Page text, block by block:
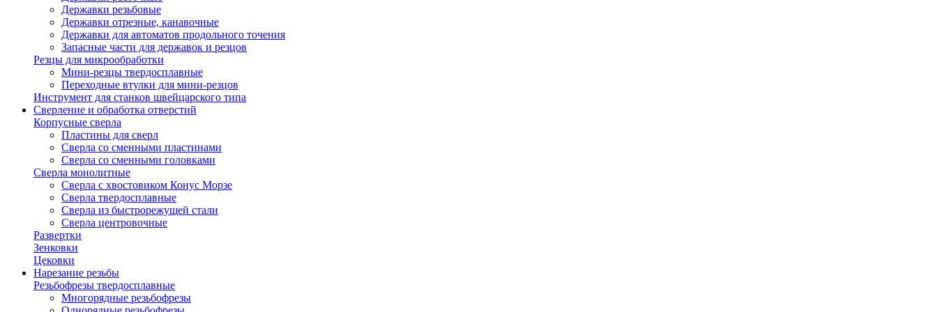
Державки резьбовые
Державки отрезные, канавочные
Державки для автоматов продольного точения
Запасные части для державок и резцов
Резцы для микрообработки
Мини-резцы твердосплавные
Переходные втулки для мини-резцов
Инструмент для станков швейцарского типа
Сверление и обработка отверстий
Корпусные сверла
Пластины для сверл
Сверла со сменными пластинами
Сверла со сменными головками
Сверла монолитные
Сверла с хвостовиком Конус Морзе
Сверла твердосплавные
Сверла из быстрорежущей стали
Сверла центровочные
Развертки
Зенковки
Цековки
Нарезание резьбы
Резьбофрезы твердосплавные
Многорядные резьбофрезы